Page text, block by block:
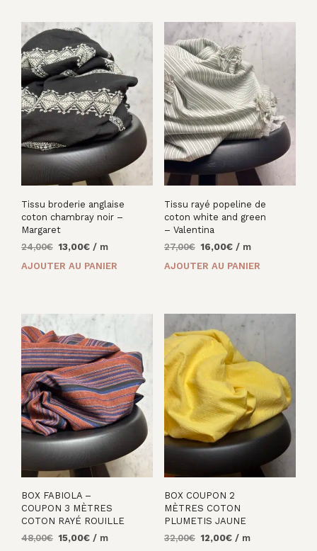
Tissu broderie anglaise
coton chambray noir –
Margaret
24,00€ Le
initial
13,00€Le
actuel
/ m
AJOUTER AU PANIER
Tissu rayé popeline de
coton white and green
– Valentina
27,00€ Le
initial
16,00€Le
actuel
/ m
AJOUTER AU PANIER
BOX FABIOLA –
COUPON 3 MÈTRES
COTON RAYÉ ROUILLE
48,00€ Le
15,00€Le/ m
BOX COUPON 2
MÈTRES COTON
PLUMETIS JAUNE
32,00€ Le
12,00€Le/ m